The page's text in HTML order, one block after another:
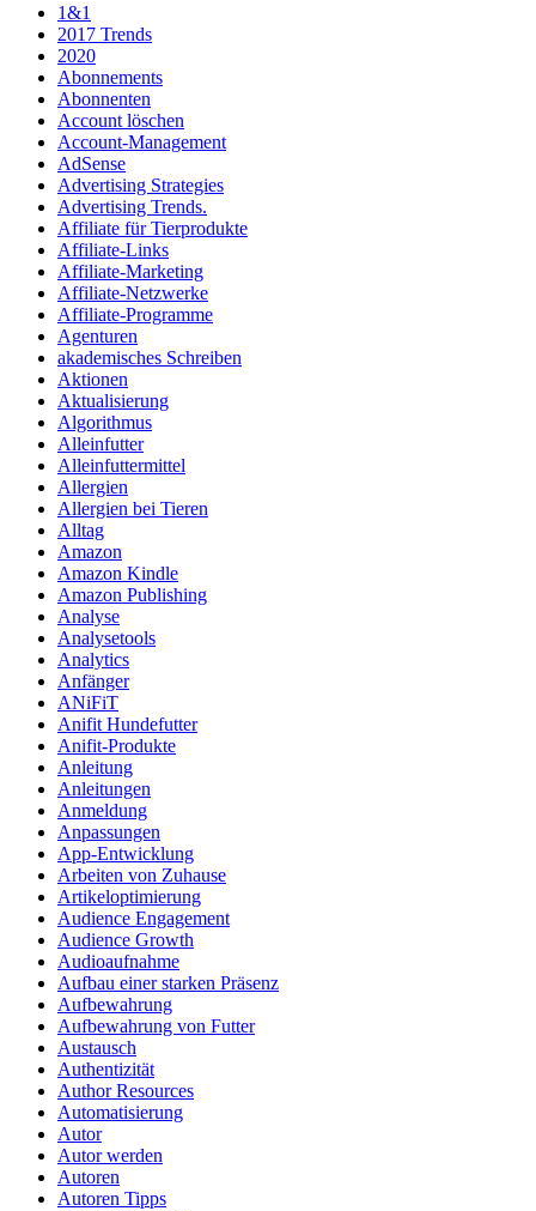
1&1
2017 Trends
2020
Abonnements
Abonnenten
Account löschen
Account-Management
AdSense
Advertising Strategies
Advertising Trends.
Affiliate für Tierprodukte
Affiliate-Links
Affiliate-Marketing
Affiliate-Netzwerke
Affiliate-Programme
Agenturen
akademisches Schreiben
Aktionen
Aktualisierung
Algorithmus
Alleinfutter
Alleinfuttermittel
Allergien
Allergien bei Tieren
Alltag
Amazon
Amazon Kindle
Amazon Publishing
Analyse
Analysetools
Analytics
Anfänger
ANiFiT
Anifit Hundefutter
Anifit-Produkte
Anleitung
Anleitungen
Anmeldung
Anpassungen
App-Entwicklung
Arbeiten von Zuhause
Artikeloptimierung
Audience Engagement
Audience Growth
Audioaufnahme
Aufbau einer starken Präsenz
Aufbewahrung
Aufbewahrung von Futter
Austausch
Authentizität
Author Resources
Automatisierung
Autor
Autor werden
Autoren
Autoren Tipps